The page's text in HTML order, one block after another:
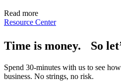
Read more
Resource Center
Time is money. So
Spend 30-minutes with us to see
business. No strings, no risk.